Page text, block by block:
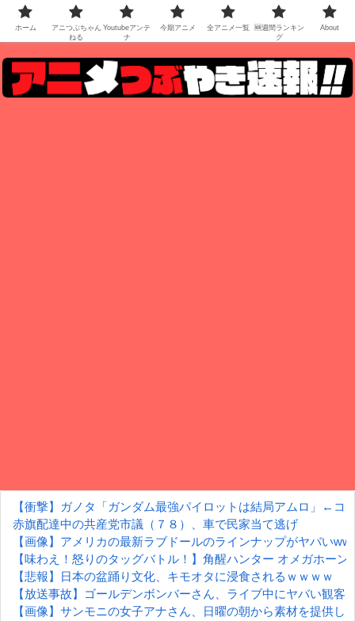
【衝撃】ガノタ「ガンダム最強パイロットは結局アムロ」←コ
赤旗配達中の共産党市議（７８）、車で民家当て逃げ
【画像】アメリカの最新ラブドールのラインナップがヤバい
【味わえ！怒りのタッグバトル！】角醒ハンター オメガホ
【悲報】日本の盆踊り文化、キモオタに浸食されるｗｗｗｗ
【放送事故】ゴールデンボンバーさん、ライブ中にヤバい観客
【画像】サンモニの女子アナさん、日曜の朝から素材を提供し
ホーム
アニつぶちゃん
ねる
Youtubeアンテ
ナ
今期アニメ 全アニメ一覧
🆕週間ランキン
グ
About